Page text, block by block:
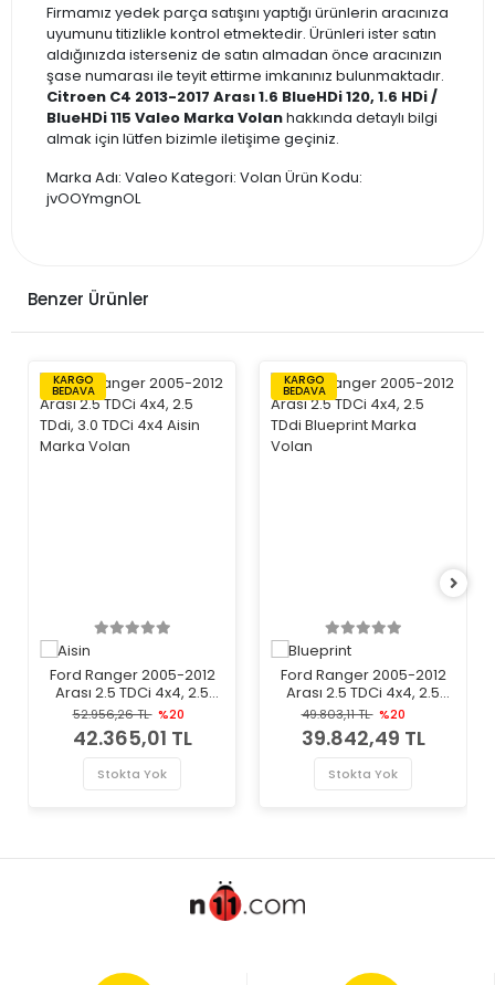
Firmamız yedek parça satışını yaptığı ürünlerin aracınıza
uyumunu titizlikle kontrol etmektedir. Ürünleri ister satın
aldığınızda isterseniz de satın almadan önce aracınızın
şase numarası ile teyit ettirme imkanınız bulunmaktadır.
Citroen C4 2013-2017 Arası 1.6 BlueHDi 120, 1.6 HDi /
BlueHDi 115 Valeo Marka Volanhakkında detaylı bilgi
almak için lütfen bizimle iletişime geçiniz.
Marka Adı: Valeo Kategori: Volan Ürün Kodu:
jvOOYmgnOL
Benzer Ürünler
KARGO
BEDAVA
Ford Ranger 2005-2012
Arası 2.5 TDCi 4x4, 2.5
TDdi, 3.0 TDCi 4x4 Aisin
Marka Volan
52.956,26 TL %20
42.365,01 TL
Stokta Yok
KARGO
BEDAVA
Ford Ranger 2005-2012
Arası 2.5 TDCi 4x4, 2.5
TDdi Blueprint Marka
Volan
49.803,11 TL %20
39.842,49 TL
Stokta Yok